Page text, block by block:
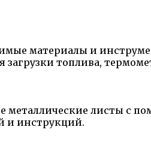
материалы и
топлива,
металлические листы с
и инструкций.